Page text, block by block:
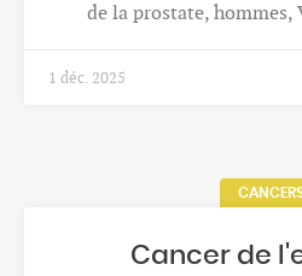
de la prostate, hommes,
1 déc. 2025
Cancer de